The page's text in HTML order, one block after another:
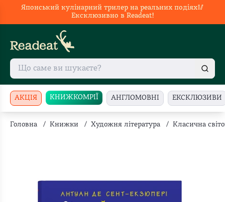
Японський кулінарний трилер на реальних подіях🥢
Ексклюзивно в Readeat!
АКЦІЯ КНИЖКОМРІЇ АНГЛОМОВНІ ЕКСКЛЮЗИВИ
Головна / Книжки / Художня література / Класична